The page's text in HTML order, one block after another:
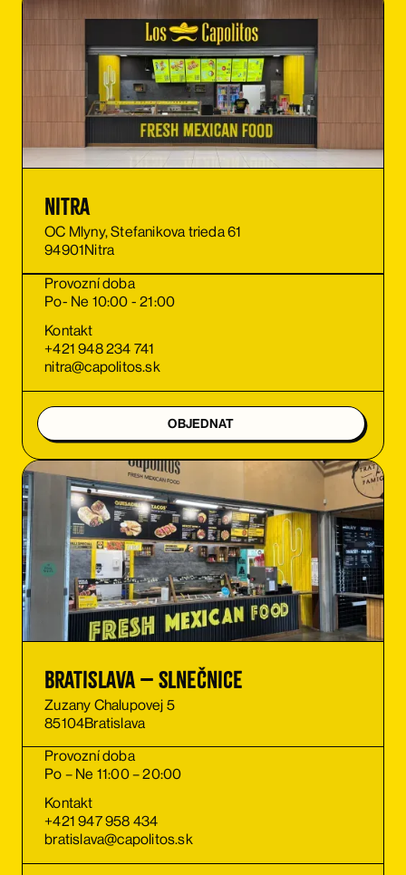
Nitra
OC Mlyny, Stefanikova trieda 61
94901Nitra
Provozní doba
Po- Ne 10:00 - 21:00
Kontakt
+421 948 234 741
nitra@capolitos.sk
OBJEDNAT
Bratislava – Slnečnice
Zuzany Chalupovej 5
85104Bratislava
Provozní doba
Po – Ne 11:00 – 20:00
Kontakt
+421 947 958 434
bratislava@capolitos.sk